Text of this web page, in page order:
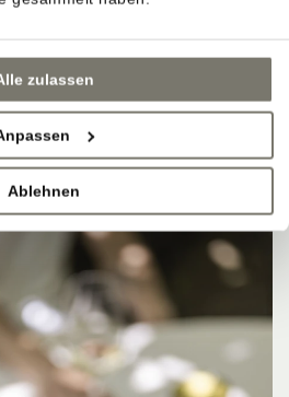
zulassen
Ablehnen